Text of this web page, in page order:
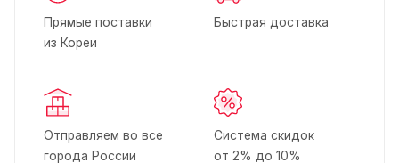
Прямые поставки
из Кореи
Быстрая доставка
Отправляем во все
города России
Система скидок
от 2% до 10%